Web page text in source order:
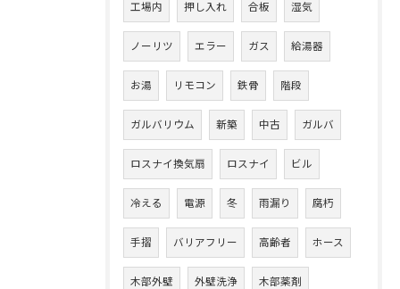
工場内 押し入れ 合板 湿気
ノーリツ エラー ガス 給湯器
お湯 リモコン 鉄骨 階段
ガルバリウム 新築 中古 ガルバ
ロスナイ換気扇 ロスナイ ビル
冷える 電源 冬 雨漏り 腐朽
手摺 バリアフリー 高齢者 ホース
木部外壁 外壁洗浄 木部薬剤